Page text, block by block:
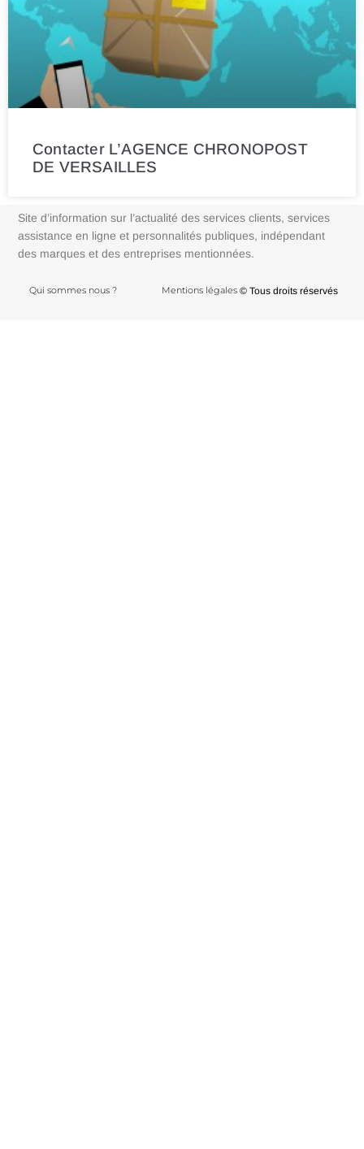
Contacter L’AGENCE CHRONOPOST
DE VERSAILLES
Site d’information sur l’actualité des services clients, services
assistance en ligne et personnalités publiques, indépendant
des marques et des entreprises mentionnées.
Qui sommes nous ? Mentions légales © Tous droits réservés